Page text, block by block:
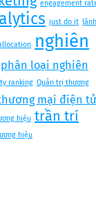
engagement
just do it lãnh
nghiên
phân loại nghiên
ranking Quản trị thương
mại điện tử
hiệu trần trí
hiệu